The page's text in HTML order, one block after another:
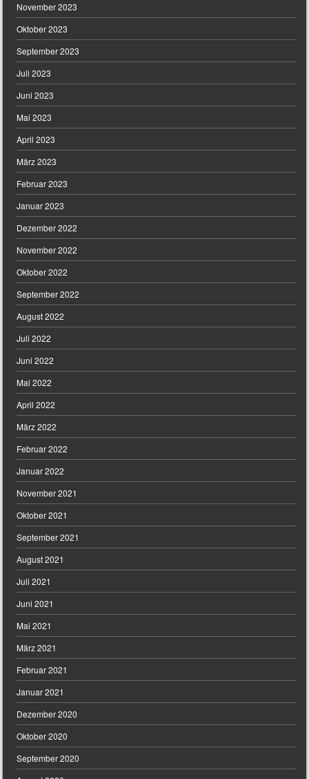
November 2023
Oktober 2023
September 2023
Juli 2023
Juni 2023
Mai 2023
April 2023
März 2023
Februar 2023
Januar 2023
Dezember 2022
November 2022
Oktober 2022
September 2022
August 2022
Juli 2022
Juni 2022
Mai 2022
April 2022
März 2022
Februar 2022
Januar 2022
November 2021
Oktober 2021
September 2021
August 2021
Juli 2021
Juni 2021
Mai 2021
März 2021
Februar 2021
Januar 2021
Dezember 2020
Oktober 2020
September 2020